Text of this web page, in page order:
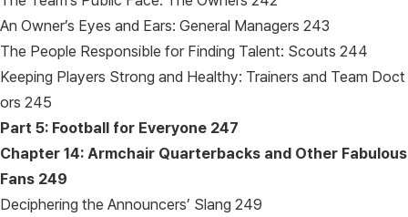
An Owner’s Eyes and Ears: General Managers 243
The People Responsible for Finding Talent: Scouts 244
Keeping Players Strong and Healthy: Trainers and Team Doct
ors 245
Part 5: Football for Everyone 247
Chapter 14: Armchair Quarterbacks and Other Fabulous
Fans 249
Deciphering the Announcers’ Slang 249